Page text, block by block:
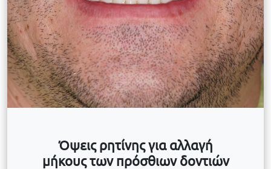
Όψεις ρητίνης για αλλαγή
μήκους των πρόσθιων δοντιών